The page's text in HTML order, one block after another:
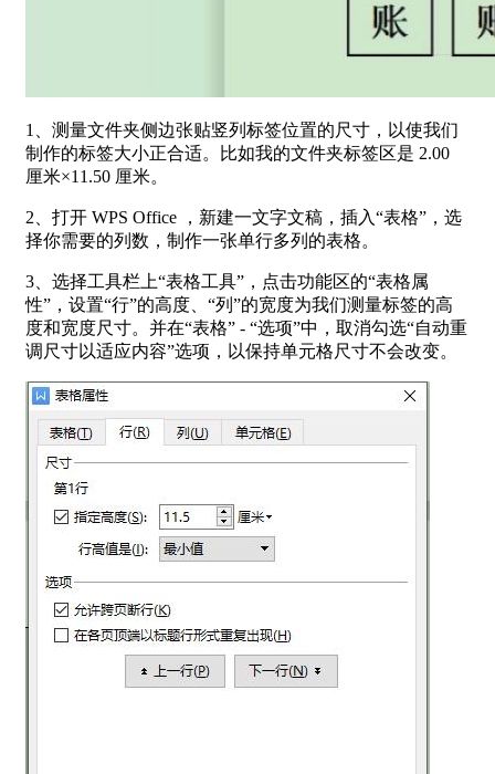
1、测量文件夹侧边张贴竖列标签位置的尺寸，以使我们
制作的标签大小正合适。比如我的文件夹标签区是 2.00
厘米×11.50 厘米。
2、打开 WPS Office ，新建一文字文稿，插入“表格”，选
择你需要的列数，制作一张单行多列的表格。
3、选择工具栏上“表格工具”，点击功能区的“表格属
性”，设置“行”的高度、“列”的宽度为我们测量标签的高
度和宽度尺寸。并在“表格” - “选项”中，取消勾选“自动重
调尺寸以适应内容”选项，以保持单元格尺寸不会改变。